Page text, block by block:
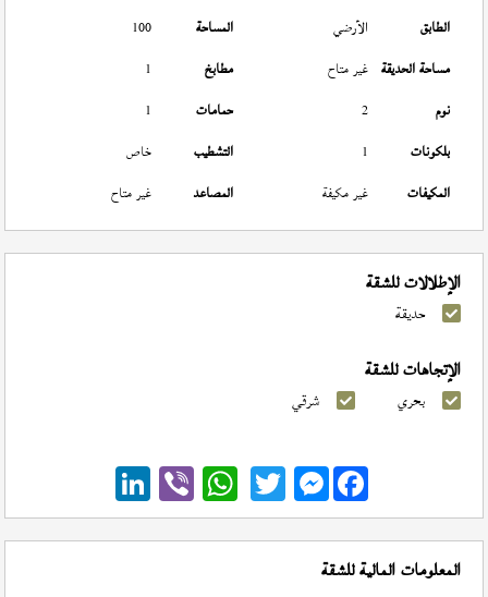
الطابق
الأرضي المساحة
100
مساحة الحديقة غير متاح مطابخ
1
نوم
2 حمامات
1
بلكونات
1 التشطيب
خاص
المكيفات
غير مكيفة المصاعد غير متاح
الإطلالات للشقة
حديقة
الإتجاهات للشقة
بحري شرقي
Messenger
المعلومات المالية للشقة